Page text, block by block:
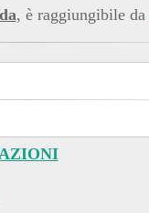
, è raggiungibile da